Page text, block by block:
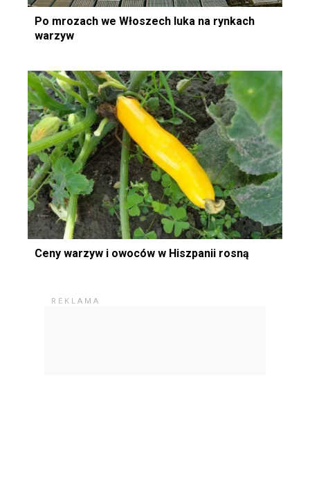
Po mrozach we Włoszech luka na rynkach
warzyw
Ceny warzyw i owoców w Hiszpanii rosną